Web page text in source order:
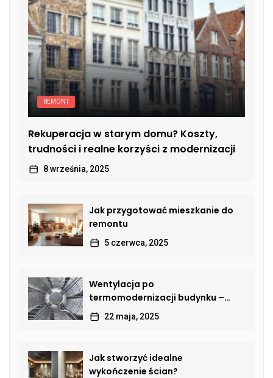
REMONT
Rekuperacja w starym domu? Koszty,
trudności i realne korzyści z modernizacji
8 września, 2025
Jak przygotować mieszkanie do
remontu
5 czerwca, 2025
Wentylacja po
termomodernizacji budynku –
jak przywrócić sprawną wymianę
powietrza?
22 maja, 2025
Jak stworzyć idealne
wykończenie ścian?